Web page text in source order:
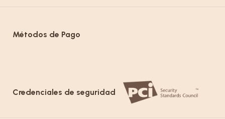
Métodos de Pago
Credenciales de seguridad